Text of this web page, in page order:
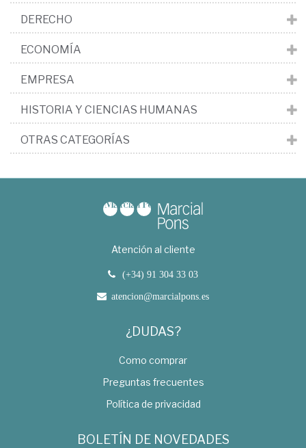
DERECHO
ECONOMÍA
EMPRESA
HISTORIA Y CIENCIAS HUMANAS
OTRAS CATEGORÍAS
Atención al cliente
(+34) 91 304 33 03
atencion@marcialpons.es
¿DUDAS?
Como comprar
Preguntas frecuentes
Política de privacidad
BOLETÍN DE NOVEDADES